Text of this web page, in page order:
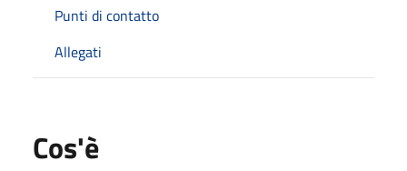
Punti di contatto
Allegati
Cos'è